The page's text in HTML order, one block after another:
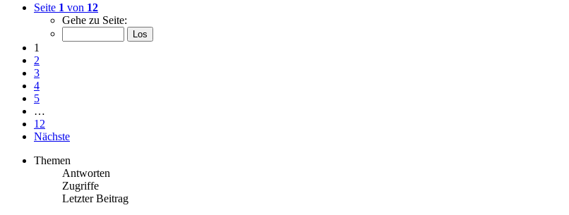
Seite 1 von 12
Gehe zu Seite:
1
2
3
4
5
…
12
Nächste
Themen
Antworten
Zugriffe
Letzter Beitrag